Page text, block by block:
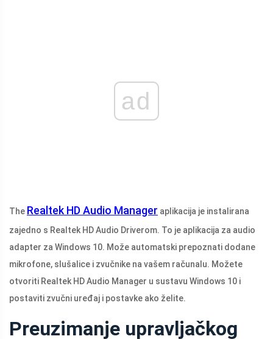
ad
The Realtek HD Audio Manager aplikacija je instalirana
zajedno s Realtek HD Audio Driverom. To je aplikacija za audio
adapter za Windows 10. Može automatski prepoznati dodane
mikrofone, slušalice i zvučnike na vašem računalu. Možete
otvoriti Realtek HD Audio Manager u sustavu Windows 10 i
postaviti zvučni uređaj i postavke ako želite.
Preuzimanje upravljačkog